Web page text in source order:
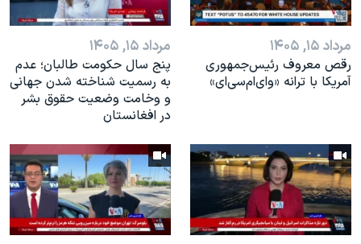
همایش محافظه‌کاران آمریکا «سی‌پک»
صفحه‌های ویژه
مرداد ۱۵, ۱۴۰۵
رقص معروف رئیس‌جمهوری
آمریکا با ترانه «وای‌ام‌سی‌ای»
مرداد ۱۵, ۱۴۰۵
پنج سال حکومت طالبان؛ عدم
به رسمیت شناخته شدن جهانی
و وخامت وضعیت حقوق بشر
در افغانستان